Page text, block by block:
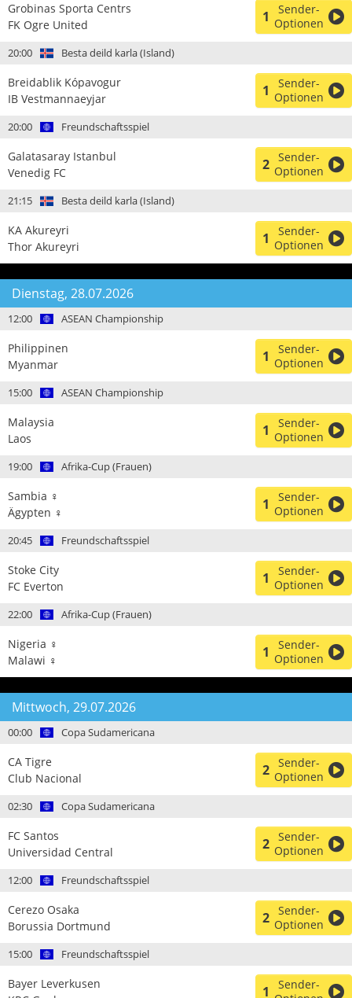
Grobinas Sporta Centrs
FK Ogre United
1
Sender-
Optionen
20:00 Besta deild karla (Island)
Breidablik Kópavogur
IB Vestmannaeyjar
1
Sender-
Optionen
20:00 Freundschaftsspiel
Galatasaray Istanbul
Venedig FC
2 Sender-
Optionen
21:15 Besta deild karla (Island)
KA Akureyri
Thor Akureyri
1
Sender-
Optionen
Dienstag, 28.07.2026
12:00 ASEAN Championship
Philippinen
Myanmar
1
Sender-
Optionen
15:00 ASEAN Championship
Malaysia
Laos
1
Sender-
Optionen
19:00 Afrika-Cup (Frauen)
Sambia ♀
Ägypten ♀
1
Sender-
Optionen
20:45 Freundschaftsspiel
Stoke City
FC Everton
1
Sender-
Optionen
22:00 Afrika-Cup (Frauen)
Nigeria ♀
Malawi ♀
1
Sender-
Optionen
Mittwoch, 29.07.2026
00:00 Copa Sudamericana
CA Tigre
Club Nacional
2 Sender-
Optionen
02:30 Copa Sudamericana
FC Santos
Universidad Central
2 Sender-
Optionen
12:00 Freundschaftsspiel
Cerezo Osaka
Borussia Dortmund
2 Sender-
Optionen
15:00 Freundschaftsspiel
Bayer Leverkusen
1
Sender-